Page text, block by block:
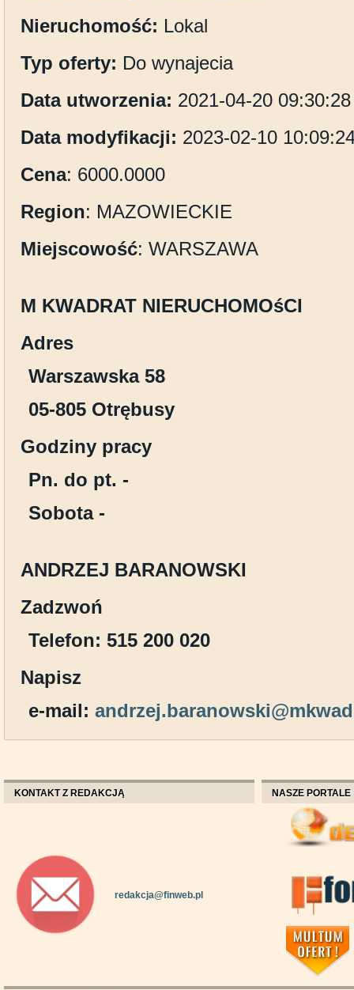
Nieruchomość: Lokal
Typ oferty: Do wynajecia
Data utworzenia: 2021-04-20 09:30:28
Data modyfikacji: 2023-02-10
Cena: 6000.0000
Region: MAZOWIECKIE
Miejscowość: WARSZAWA
M KWADRAT NIERUCHOMOśCI
Adres
Warszawska 58
05-805 Otrębusy
Godziny pracy
Pn. do pt. -
Sobota -
ANDRZEJ BARANOWSKI
Zadzwoń
Telefon: 515 200 020
Napisz
e-mail:
KONTAKT Z REDAKCJĄ
redakcja@finweb.pl
NASZE PORTALE